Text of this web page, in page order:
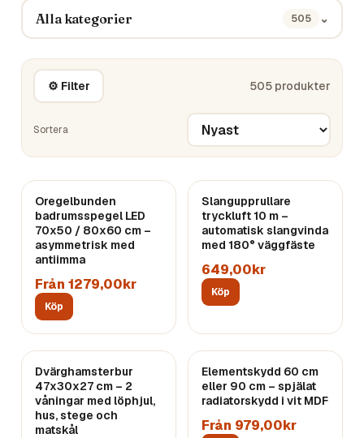
Alla kategorier 505 ⌄
⚙ Filter 505 produkter
Sortera
Oregelbunden
badrumsspegel LED
70x50 / 80x60 cm –
asymmetrisk med
antiimma
Från 1279,00kr
Köp
Slangupprullare
tryckluft 10 m –
automatisk slangvinda
med 180° väggfäste
649,00kr
Köp
Dvärghamsterbur
47x30x27 cm – 2
våningar med löphjul,
hus, stege och
matskål
Elementskydd 60 cm
eller 90 cm – spjälat
radiatorskydd i vit MDF
Från 979,00kr